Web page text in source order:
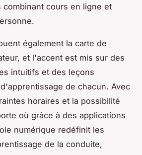
combinant cours en ligne et
également la carte de
et l'accent est mis sur des
intuitifs et des leçons
de chacun. Avec
horaires et la possibilité
où grâce à des applications
numérique redéfinit les
de la conduite,